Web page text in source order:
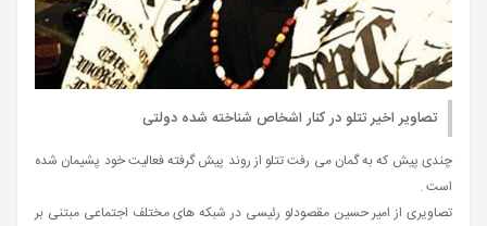
تصاویر اخیر تتلو در کنار اشخاص شناخته شده دولتی
چندی پیش که به گمان می رفت تتلو از روند پیش گرفته فعالیت خود پشیمان شده
است .
تصاویری از امیر حسین مقصودلو رئیسی در شبکه های مختلف اجتماعی مبتنی بر